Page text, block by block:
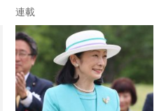
子が血の気が引いた理由
連載